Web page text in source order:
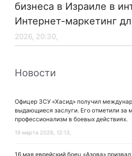
бизнеса в Израиле в
Интернет-маркетинг
2026, 20:30,
Новости
Офицер ЗСУ «Хасид» получил
выдающиеся заслуги. Его отметили за
профессионализм в боевых действиях.
19 марта 2026, 12:13,
16 мая еврейский боец «Азова»